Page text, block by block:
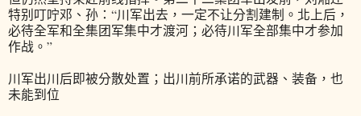
特别叮咛邓、孙：“川军出去，一定不让分割建制。北上后，
必待全军和全集团军集中才渡河；必待川军全部集中才参加
作战。”
川军出川后即被分散处置；出川前所承诺的武器、装备，也
未能到位